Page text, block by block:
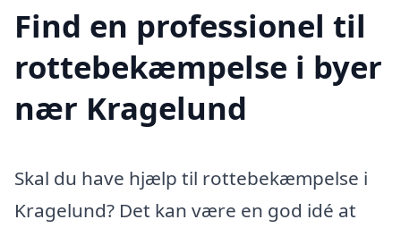
Find en professionel til
rottebekæmpelse i byer
nær Kragelund
Skal du have hjælp til rottebekæmpelse i
Kragelund? Det kan være en god idé at